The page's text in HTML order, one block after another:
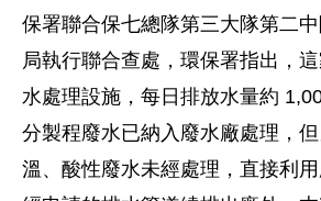
保署聯合保七總隊第三大隊第二
局執行聯合查處，環保署指出，
水處理設施，每日排放水量約
分製程廢水已納入廢水廠處理，
溫、酸性廢水未經處理，直接利